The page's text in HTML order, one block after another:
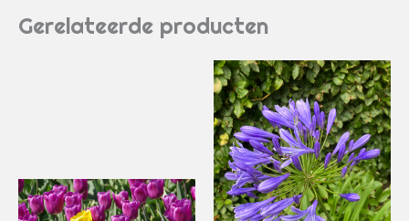
Gerelateerde producten